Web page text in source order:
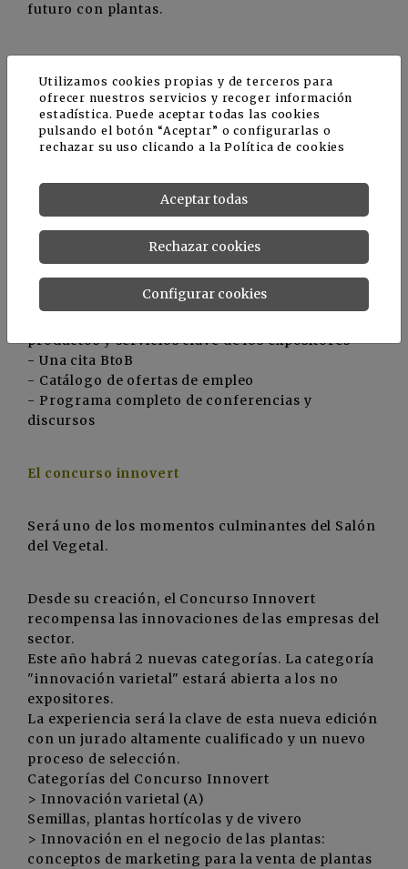
futuro con plantas.
Una jornada centrada en la flor cortada francesa
(écosystem, oferta...).
> Un centro " Árbol " : setos, bosques, ¿cómo y
L'application web et mobile - Un anuario de
expositores
productos y servicios clave de los expositores
- Una cita BtoB
- Catálogo de ofertas de empleo
- Programa completo de conferencias y
discursos
El concurso innovert
Será uno de los momentos culminantes del Salón
del Vegetal.
Desde su creación, el Concurso Innovert
recompensa las innovaciones de las empresas del
sector.
Este año habrá 2 nuevas categorías. La categoría
"innovación varietal" estará abierta a los no
expositores.
La experiencia será la clave de esta nueva edición
con un jurado altamente cualificado y un nuevo
proceso de selección.
Categorías del Concurso Innovert
> Innovación varietal (A)
Semillas, plantas hortícolas y de vivero
> Innovación en el negocio de las plantas:
conceptos de marketing para la venta de plantas
Utilizamos cookies propias y de terceros para
ofrecer nuestros servicios y recoger información
estadística. Puede aceptar todas las cookies
pulsando el botón “Aceptar” o configurarlas o
rechazar su uso clicando a laPolítica de cookies
Aceptar todas
Rechazar cookies
Configurar cookies